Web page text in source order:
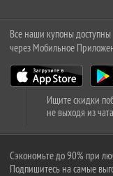
Все наши купоны доступны
через Мобильное
Ищите скидки
не выходя из
Сэкономьте до 90% при
Подпишитесь на самые